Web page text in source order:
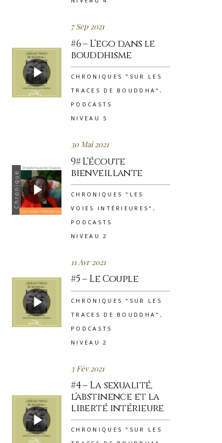
7 Sep 2021
#6 – L’ego dans le
bouddhisme
CHRONIQUES "SUR LES
TRACES DE BOUDDHA" ,
PODCASTS
NIVEAU 5
30 Mai 2021
9# L’écoute
bienveillante
CHRONIQUES "LES
VOIES INTÉRIEURES" ,
PODCASTS
NIVEAU 2
11 Avr 2021
#5 – Le Couple
CHRONIQUES "SUR LES
TRACES DE BOUDDHA" ,
PODCASTS
NIVEAU 2
3 Fév 2021
#4 – La sexualité,
l’abstinence et la
liberté intérieure
CHRONIQUES "SUR LES